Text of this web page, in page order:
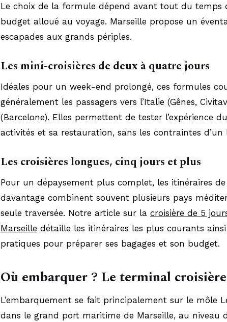
Le choix de la formule dépend avant tout du temps
budget alloué au voyage. Marseille propose un
escapades aux grands périples.
Les mini-croisières de deux à quatre jours
Idéales pour un week-end prolongé, ces formules
généralement les passagers vers l’Italie (Gênes,
(Barcelone). Elles permettent de tester l’expérience
activités et sa restauration, sans les contraintes d’un
Les croisières longues, cinq jours et plus
Pour un dépaysement plus complet, les itinéraires
davantage combinent souvent plusieurs pays
seule traversée. Notre article sur la croisière de 5
Marseille détaille les itinéraires les plus courants
pratiques pour préparer ses bagages et son budget.
Où embarquer ? Le terminal
L’embarquement se fait principalement sur le môle
dans le grand port maritime de Marseille, au niveau